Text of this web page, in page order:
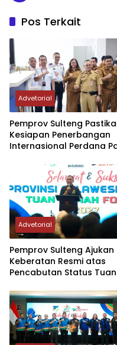
Pos Terkait
Advetorial
Pemprov Sulteng
Kesiapan Penerbangan
Internasional Perdana
Advetorial
Pemprov Sulteng Ajukan
Keberatan Resmi atas
Pencabutan Status Tuan
2027